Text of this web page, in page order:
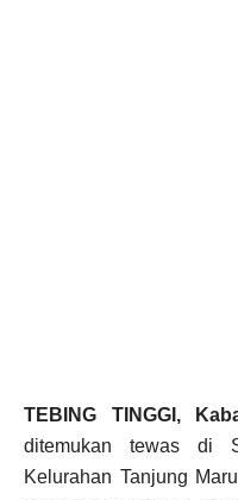
TEBING TINGGI,
ditemukan tewas di
Kelurahan Tanjung